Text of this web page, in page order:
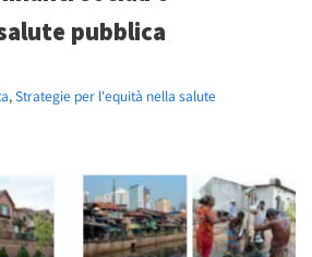
pubblica
, Strategie per l'equità nella salute